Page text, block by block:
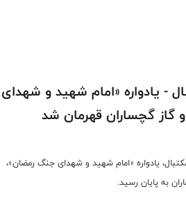
- یادواره «امام شهید و شهدای
گچساران قهرمان شد
ای بسکتبال، یادواره «امام شهید و شهدای جنگ رمضان»،
به پايان رسيد.